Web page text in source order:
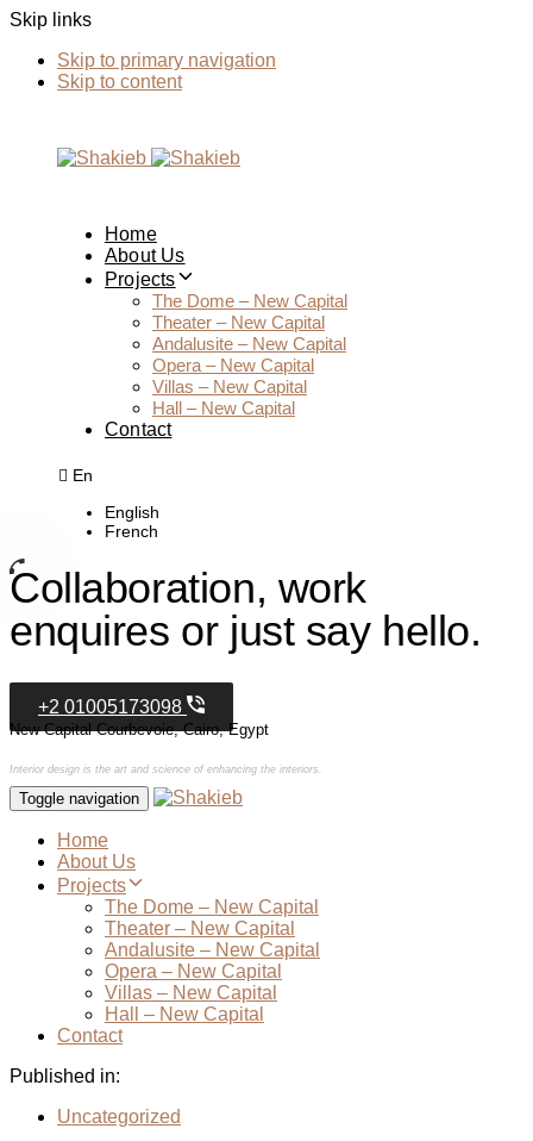
Skip links
Skip to primary navigation
Skip to content
Home
About Us
Projects
The Dome – New Capital
Theater – New Capital
Andalusite – New Capital
Opera – New Capital
Villas – New Capital
Hall – New Capital
Contact
En
English
French
Collaboration, work
enquires or just say hello.
+2 01005173098
New Capital Courbevoie, Cairo, Egypt
Interior design is the art and science of enhancing the interiors.
Toggle navigation
Home
About Us
Projects
The Dome – New Capital
Theater – New Capital
Andalusite – New Capital
Opera – New Capital
Villas – New Capital
Hall – New Capital
Contact
Published in:
Uncategorized